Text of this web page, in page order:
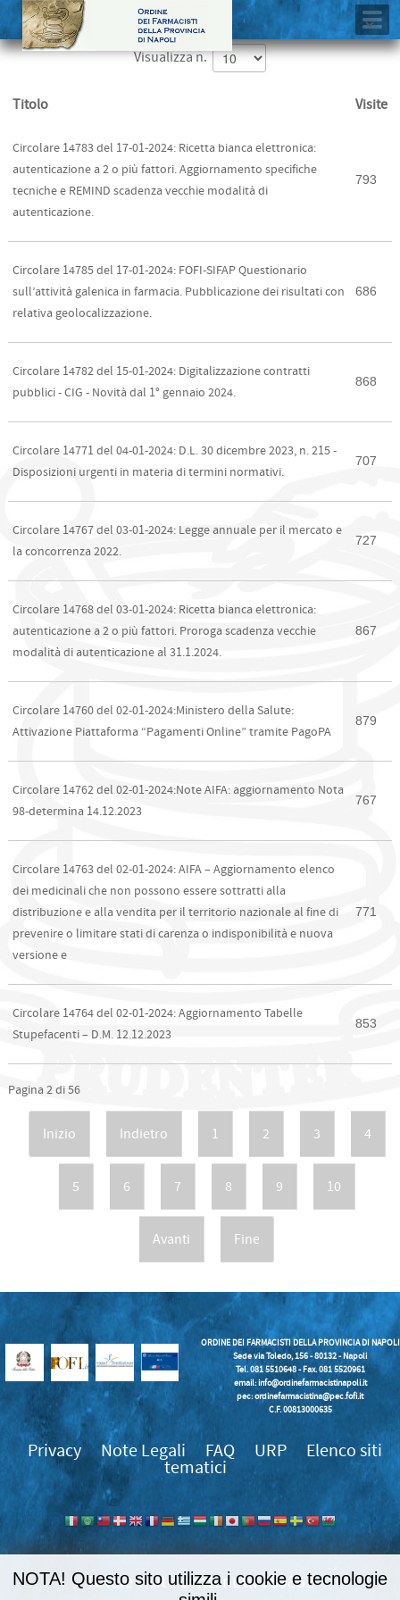
Visualizza n.
Titolo Visite
Circolare 14783 del 17-01-2024: Ricetta bianca elettronica:
autenticazione a 2 o più fattori. Aggiornamento specifiche
tecniche e REMIND scadenza vecchie modalità di
autenticazione.
793
Circolare 14785 del 17-01-2024: FOFI-SIFAP Questionario
sull’attività galenica in farmacia. Pubblicazione dei risultati con
relativa geolocalizzazione.
686
Circolare 14782 del 15-01-2024: Digitalizzazione contratti
pubblici - CIG - Novità dal 1° gennaio 2024.
868
Circolare 14771 del 04-01-2024: D.L. 30 dicembre 2023, n. 215 -
Disposizioni urgenti in materia di termini normativi.
707
Circolare 14767 del 03-01-2024: Legge annuale per il mercato e
la concorrenza 2022.
727
Circolare 14768 del 03-01-2024: Ricetta bianca elettronica:
autenticazione a 2 o più fattori. Proroga scadenza vecchie
modalità di autenticazione al 31.1.2024.
867
Circolare 14760 del 02-01-2024:Ministero della Salute:
Attivazione Piattaforma “Pagamenti Online” tramite PagoPA
879
Circolare 14762 del 02-01-2024:Note AIFA: aggiornamento Nota
98-determina 14.12.2023
767
Circolare 14763 del 02-01-2024: AIFA – Aggiornamento elenco
dei medicinali che non possono essere sottratti alla
distribuzione e alla vendita per il territorio nazionale al fine di
prevenire o limitare stati di carenza o indisponibilità e nuova
versione e
771
Circolare 14764 del 02-01-2024: Aggiornamento Tabelle
Stupefacenti – D.M. 12.12.2023
853
Pagina 2 di 56
Inizio Indietro 1 2 3 4
5 6 7 8 9 10
Avanti Fine
ORDINE DEI FARMACISTI DELLA PROVINCIA DI NAPOLI
Sede via Toledo, 156 - 80132 - Napoli
Tel. 081 5510648 - Fax. 081 5520961
email:info@ordinefarmacistinapoli.it
pec: ordinefarmacistina@pec.fofi.it
C.F. 00813000635
Privacy Note Legali FAQ URP
Elenco siti
tematici
989852
NOTA! Questo sito utilizza i cookie e tecnologie